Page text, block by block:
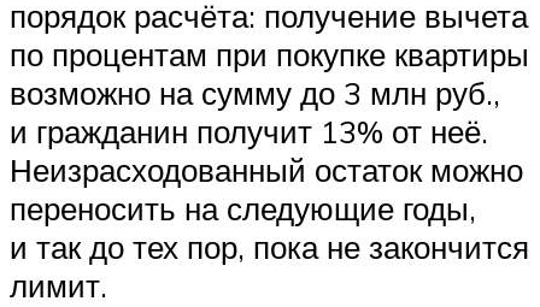
порядок расчёта: получение вычета
по процентам при покупке квартиры
возможно на сумму до 3 млн руб.,
и гражданин получит 13% от неё.
Неизрасходованный остаток можно
переносить на следующие годы,
и так до тех пор, пока не закончится
лимит.